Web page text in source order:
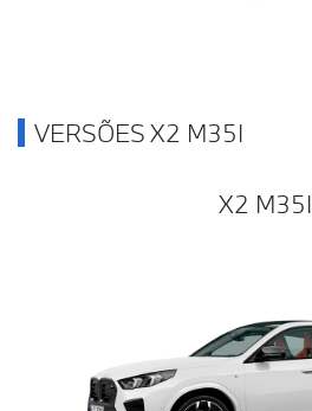
VERSÕES X2 M35I
X2 M35I